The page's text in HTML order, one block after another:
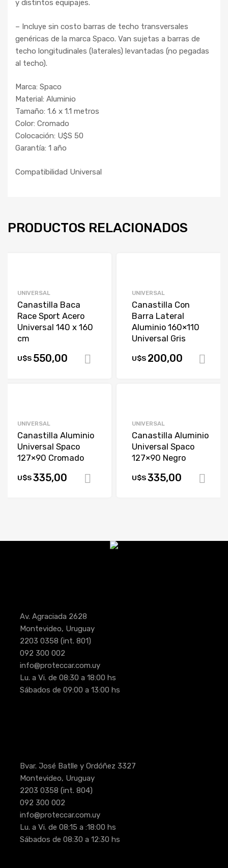
y distintos equipajes.
– Incluye sin costo barras de techo transversales
genéricas de la marca Spaco. Van sujetas a barras de
techo longitudinales (laterales) levantadas (no pegadas
al techo).
Marca: Spaco
Material: Aluminio
Tamaño: 1.6 x 1.1 metros
Color: Cromado
Colocación: U$S 50
Garantía: 1 año
Compatibilidad Universal
PRODUCTOS RELACIONADOS
UNIVERSAL
Canastilla Baca
Race Sport Acero
Universal 140 x 160
cm
U$S 550,00 Comprar
UNIVERSAL
Canastilla Con
Barra Lateral
Aluminio 160×110
Universal Gris
U$S 200,00
UNIVERSAL
Canastilla Aluminio
Universal Spaco
127×90 Cromado
U$S335,00 Comprar
UNIVERSAL
Canastilla Aluminio
Universal Spaco
127×90 Negro
U$S335,00
Av. Agraciada 2628
Montevideo, Uruguay
2203 0358 (int. 801)
092 300 002
info@proteccar.com.uy
Lu. a Vi. de 08:30 a 18:00 hs
Sábados de 09:00 a 13:00 hs
Bvar. José Batlle y Ordóñez 3327
Montevideo, Uruguay
2203 0358 (int. 804)
092 300 002
info@proteccar.com.uy
Lu. a Vi. de 08:15 a :18:00 hs
Sábados de 08:30 a 12:30 hs